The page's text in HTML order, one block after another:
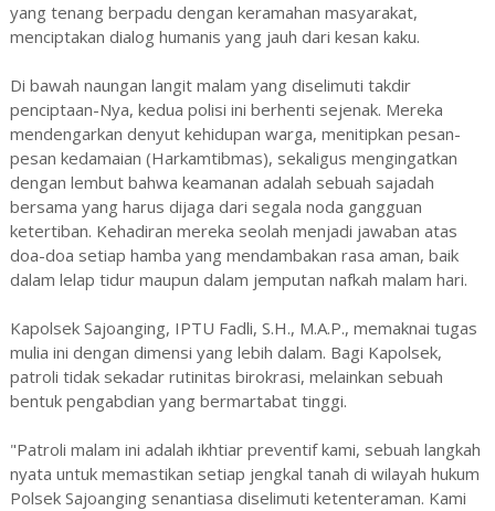
yang tenang berpadu dengan keramahan masyarakat,
menciptakan dialog humanis yang jauh dari kesan kaku.
Di bawah naungan langit malam yang diselimuti takdir
penciptaan-Nya, kedua polisi ini berhenti sejenak. Mereka
mendengarkan denyut kehidupan warga, menitipkan pesan-
pesan kedamaian (Harkamtibmas), sekaligus mengingatkan
dengan lembut bahwa keamanan adalah sebuah sajadah
bersama yang harus dijaga dari segala noda gangguan
ketertiban. Kehadiran mereka seolah menjadi jawaban atas
doa-doa setiap hamba yang mendambakan rasa aman, baik
dalam lelap tidur maupun dalam jemputan nafkah malam hari.
Kapolsek Sajoanging, IPTU Fadli, S.H., M.A.P., memaknai tugas
mulia ini dengan dimensi yang lebih dalam. Bagi Kapolsek,
patroli tidak sekadar rutinitas birokrasi, melainkan sebuah
bentuk pengabdian yang bermartabat tinggi.
"Patroli malam ini adalah ikhtiar preventif kami, sebuah langkah
nyata untuk memastikan setiap jengkal tanah di wilayah hukum
Polsek Sajoanging senantiasa diselimuti ketenteraman. Kami